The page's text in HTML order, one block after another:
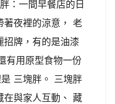
：一間早餐店的日
著夜裡的涼意， 老
招牌，有的是油漆
有用原型食物一份
三塊胖。 三塊胖
在與家人互動、 藏